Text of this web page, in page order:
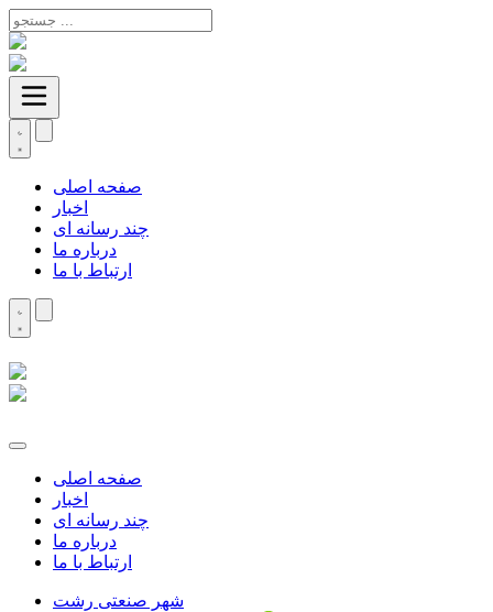
صفحه اصلی
اخبار
چند رسانه ای
درباره ما
ارتباط با ما
صفحه اصلی
اخبار
چند رسانه ای
درباره ما
ارتباط با ما
شهر صنعتی رشت